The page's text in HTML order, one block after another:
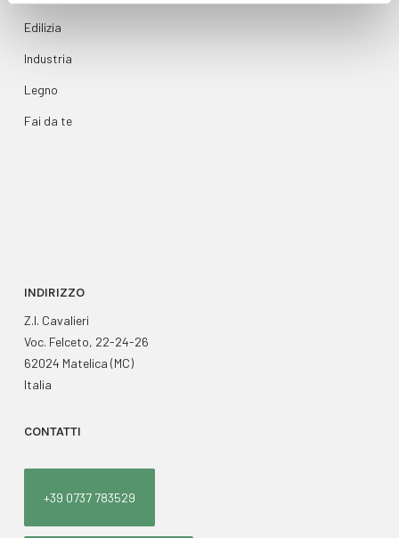
Edilizia
Industria
Legno
Fai da te
INDIRIZZO
Z.I. Cavalieri
Voc. Felceto, 22-24-26
62024 Matelica (MC)
Italia
CONTATTI
+39 0737 783529